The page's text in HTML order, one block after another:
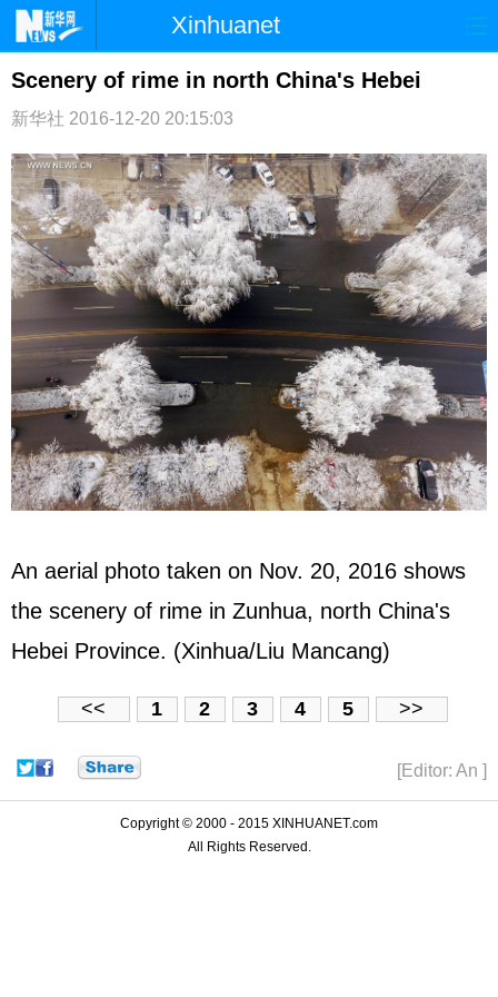
Xinhuanet
首页 时政 国际 港澳
台湾 财经
纪检 体育 科技 军事
文娱 图片 视频 论坛
博客 微博
Scenery of rime in north China's Hebei
新华社 2016-12-20 20:15:03
An aerial photo taken on Nov. 20, 2016 shows
the scenery of rime in Zunhua, north China's
Hebei Province. (Xinhua/Liu Mancang)
<< 1 2 3 4 5 >>
[Editor: An ]
Copyright © 2000 - 2015 XINHUANET.com
All Rights Reserved.